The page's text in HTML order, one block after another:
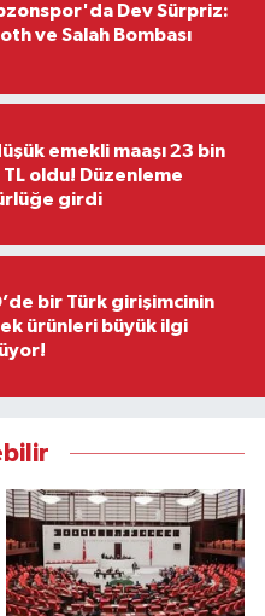
Dev Sürpriz:
ve Salah Bombası
emekli maaşı 23 bin
TL oldu! Düzenleme
girdi
bir Türk girişimcinin
ürünleri büyük ilgi